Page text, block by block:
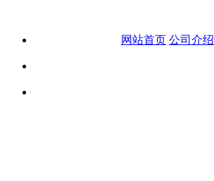
网站首页 公司介绍